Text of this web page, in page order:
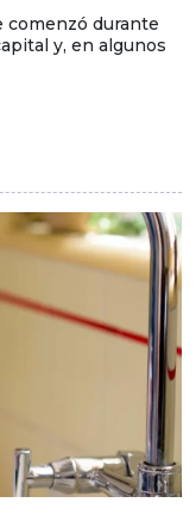
durante
y, en algunos